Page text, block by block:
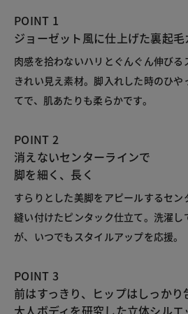
POINT 1
ジョーゼット風に仕上げた裏起
肉感を拾わないハリとぐんぐん伸び
きれい見え素材。脚入れした時のひ
てで、肌あたりも柔らかです。
POINT 2
消えないセンターラインで
脚を細く、長く
すらりとした美脚をアピールするセン
縫い付けたピンタック仕立て。洗濯し
が、いつでもスタイルアップを応援。
POINT 3
前はすっきり、ヒップはしっかり
大人ボディを研究した立体シルエ